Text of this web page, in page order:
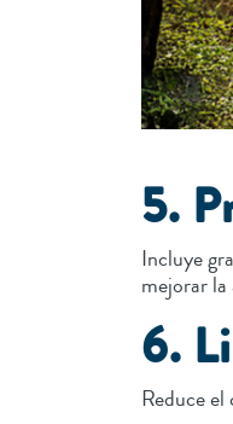
5.
Incluye
mejorar la
6.
Reduce